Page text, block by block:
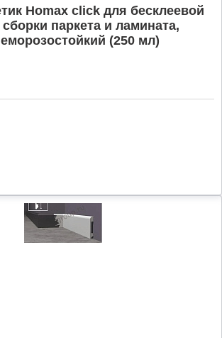
Homax click для бесклеевой
паркета и ламината,
(250 мл)